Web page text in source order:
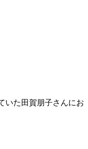
いた田賀朋子さんにお